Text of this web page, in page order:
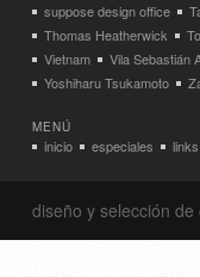
suppose design office
Thomas Heatherwick
Vietnam
Vila Sebastián
Yoshiharu Tsukamoto
MENÚ
inicio especiales links
diseño y selección de